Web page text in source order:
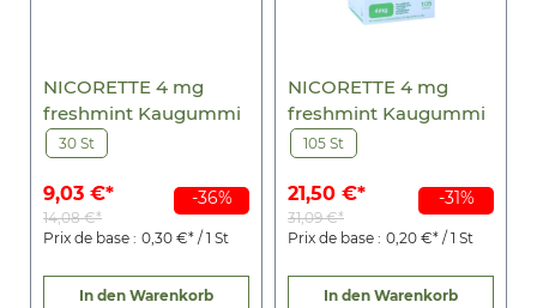
-36%
NICORETTE 4 mg
freshmint Kaugummi
30 St
9,03 €*
14,08 €*
Prix de base : 0,30 €* / 1 St
In den Warenkorb
-31%
NICORETTE 4 mg
freshmint Kaugummi
105 St
21,50 €*
31,09 €*
Prix de base : 0,20 €* / 1 St
In den Warenkorb